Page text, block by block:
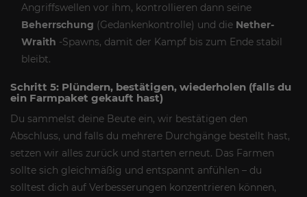
Angriffswellen vor ihm, kontrollieren dann seine
Beherrschung (Gedankenkontrolle) und die Nether-
Wraith -Spawns, damit der Kampf bis zum Ende stabil
bleibt.
Schritt 5: Plündern, bestätigen, wiederholen (falls du
ein Farmpaket gekauft hast)
Du sammelst deine Beute ein, wir bestätigen den
Abschluss, und falls du mehrere Durchgänge bestellt hast,
setzen wir alles zurück und starten erneut. Das Farmen
sollte sich gleichmäßig und entspannt anfühlen – du
solltest dich auf Verbesserungen konzentrieren können,